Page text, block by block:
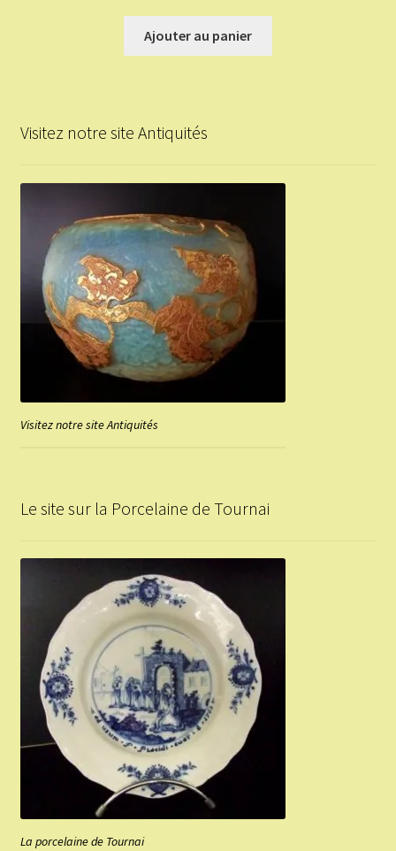
Ajouter au panier
Visitez notre site Antiquités
Visitez notre site Antiquités
Le site sur la Porcelaine de Tournai
La porcelaine de Tournai